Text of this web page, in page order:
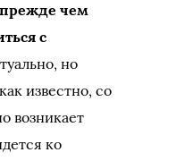
прежде чем
с
но
известно, со
возникает
ко